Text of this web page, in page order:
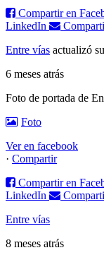
Compartir en
LinkedIn
Entre vías actualizó
6 meses atrás
Foto de portada de
Foto
Ver en facebook
· Compartir
Compartir en
LinkedIn
Entre vías
8 meses atrás